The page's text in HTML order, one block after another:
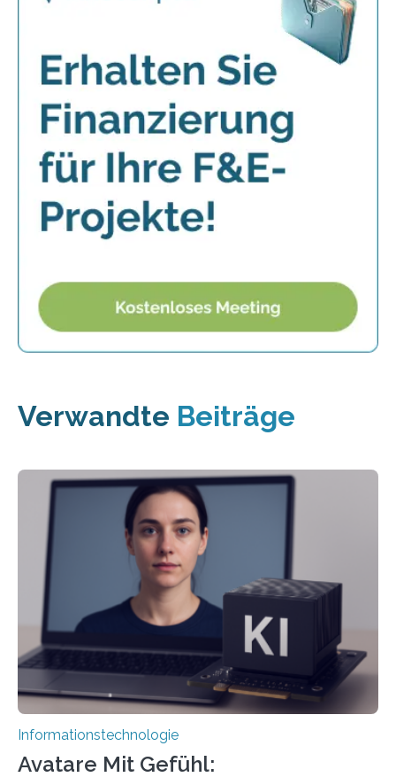
Verwandte Beiträge
Informationstechnologie
Avatare Mit Gefühl: